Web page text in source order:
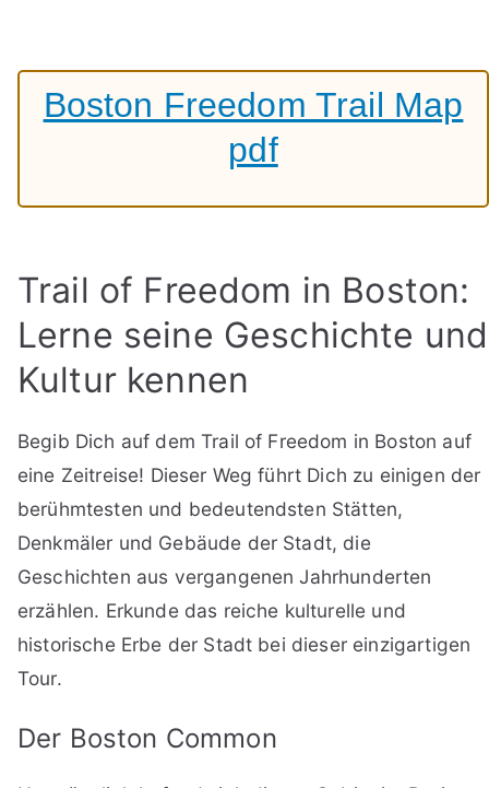
Boston Freedom Trail Map
pdf
Trail of Freedom in Boston:
Lerne seine Geschichte und
Kultur kennen
Begib Dich auf dem Trail of Freedom in Boston auf
eine Zeitreise! Dieser Weg führt Dich zu einigen der
berühmtesten und bedeutendsten Stätten,
Denkmäler und Gebäude der Stadt, die
Geschichten aus vergangenen Jahrhunderten
erzählen. Erkunde das reiche kulturelle und
historische Erbe der Stadt bei dieser einzigartigen
Tour.
Der Boston Common